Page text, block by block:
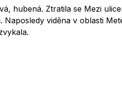
hubená. Ztratila se Mezi
viděna v oblasti